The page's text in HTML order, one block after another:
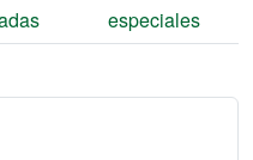
especiales